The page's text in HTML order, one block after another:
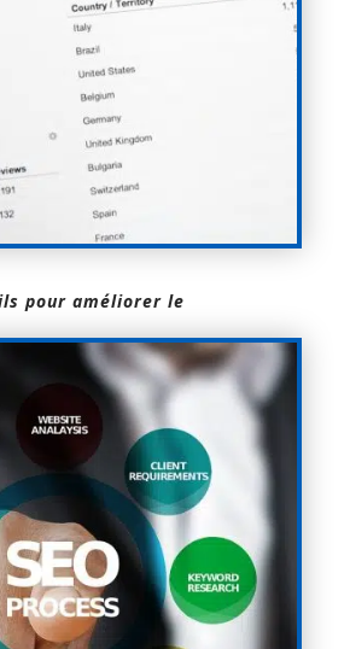
pour améliorer le